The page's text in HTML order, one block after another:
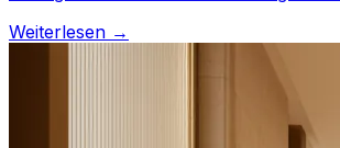
Weiterlesen →